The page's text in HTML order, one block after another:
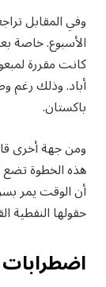
وفي المقابل
الأسبوع. خاصة
كانت مقررة
أباد. وذلك رغم
باكستان.
ومن جهة أخرى
هذه الخطوة
أن الوقت يمر
حقولها النفطية